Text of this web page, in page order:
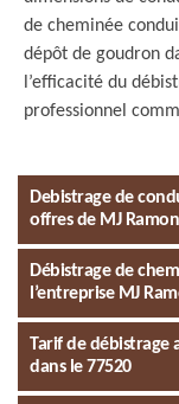
de cheminée
dépôt de goudron
l’efficacité du
professionnel
Debistrage de
offres de MJ
Débistrage de
l’entreprise MJ
Tarif de débistrage
dans le 77520